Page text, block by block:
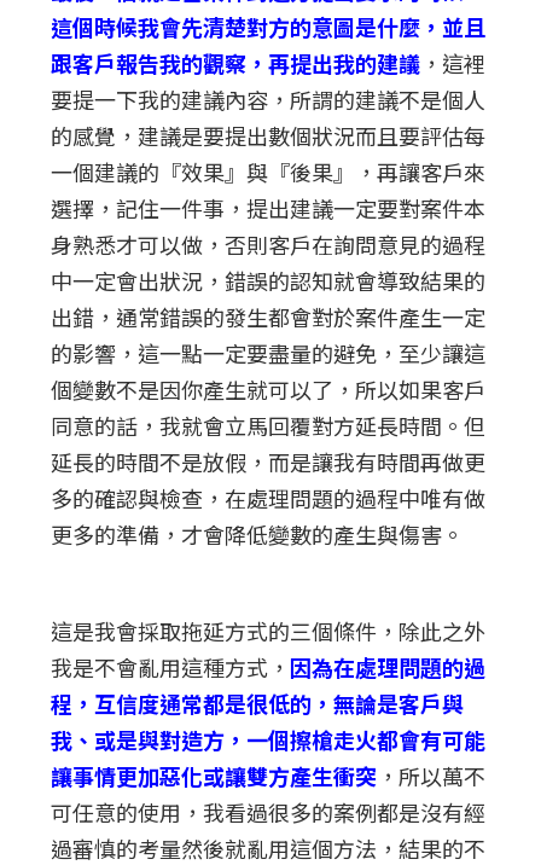
這個時候我會先清楚對方的意圖是什麼，並且
跟客戶報告我的觀察，再提出我的建議 ，這裡
要提一下我的建議內容，所謂的建議不是個人
的感覺，建議是要提出數個狀況而且要評估每
一個建議的『效果』與『後果』，再讓客戶來
選擇，記住一件事，提出建議一定要對案件本
身熟悉才可以做，否則客戶在詢問意見的過程
中一定會出狀況，錯誤的認知就會導致結果的
出錯，通常錯誤的發生都會對於案件產生一定
的影響，這一點一定要盡量的避免，至少讓這
個變數不是因你產生就可以了，所以如果客戶
同意的話，我就會立馬回覆對方延長時間。但
延長的時間不是放假，而是讓我有時間再做更
多的確認與檢查，在處理問題的過程中唯有做
更多的準備，才會降低變數的產生與傷害。
這是我會採取拖延方式的三個條件，除此之外
我是不會亂用這種方式， 因為在處理問題的過
程，互信度通常都是很低的，無論是客戶與
我、或是與對造方，一個擦槍走火都會有可能
讓事情更加惡化或讓雙方產生衝突 ，所以萬不
可任意的使用，我看過很多的案例都是沒有經
過審慎的考量然後就亂用這個方法，結果的不